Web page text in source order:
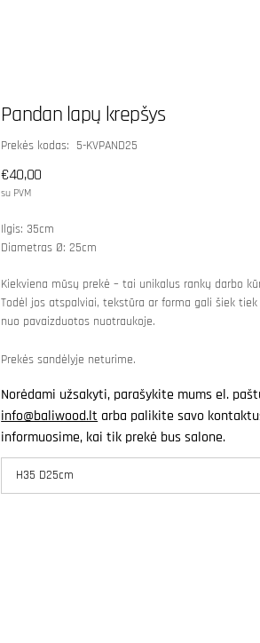
Pandan lapų krepšys
SKU:
Prekės kodas: 5-KVPAND25
Įprasta
kaina
€40,00
su PVM
Ilgis: 35cm
Diametras Ø: 25cm
Kiekviena mūsų prekė – tai unikalus rankų darbo
Todėl jos atspalviai, tekstūra ar forma gali šiek
nuo pavaizduotos nuotraukoje.
Prekės sandėlyje neturime.
Norėdami užsakyti, parašykite mums el.
info@baliwood.lt arba palikite savo
informuosime, kai tik prekė bus salone.
H35 D25cm